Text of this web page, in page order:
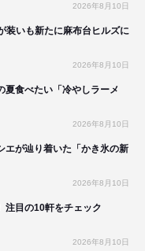
2026年8月10日
装いも新たに麻布台ヒルズに
2026年8月10日
夏食べたい「冷やしラーメ
2026年8月10日
エが辿り着いた「かき氷の新
2026年8月10日
注目の10軒をチェック
2026年8月10日